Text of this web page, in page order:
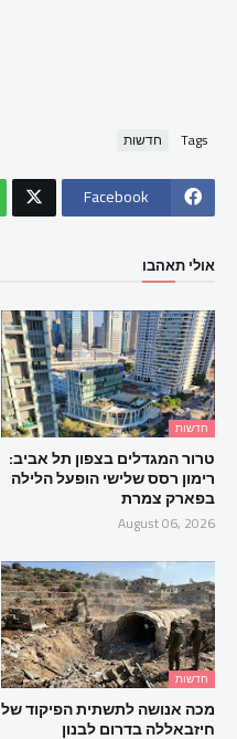
Tags חדשות
Facebook
אולי תאהבו
חדשות
טרור המגדלים בצפון תל אביב:
רימון רסס שלישי הופעל הלילה
בפארק צמרת
August 06, 2026
חדשות
מכה אנושה לתשתית הפיקוד של
חיזבאללה בדרום לבנון